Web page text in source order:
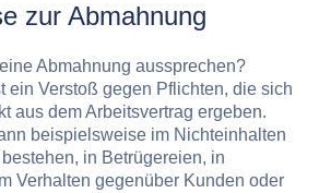
zur Abmahnung
Abmahnung aussprechen?
ein Verstoß gegen Pflichten, die sich
aus dem Arbeitsvertrag ergeben.
beispielsweise im Nichteinhalten
in Betrügereien, in
Verhalten gegenüber Kunden oder